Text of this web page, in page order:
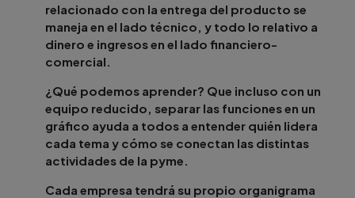
relacionado con la entrega del producto se
maneja en el lado técnico, y todo lo relativo a
dinero e ingresos en el lado financiero-
comercial.
¿Qué podemos aprender? Que incluso con un
equipo reducido, separar las funciones en un
gráfico ayuda a todos a entender quién lidera
cada tema y cómo se conectan las distintas
actividades de la pyme.
Cada empresa tendrá su propio organigrama